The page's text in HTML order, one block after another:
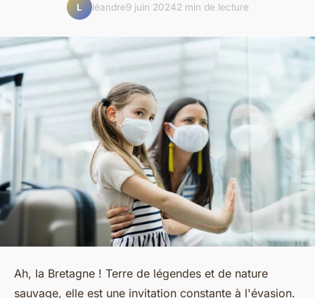
L léandre9 juin 20242 min de lecture
Ah, la Bretagne ! Terre de légendes et de nature
sauvage, elle est une invitation constante à l'évasion.